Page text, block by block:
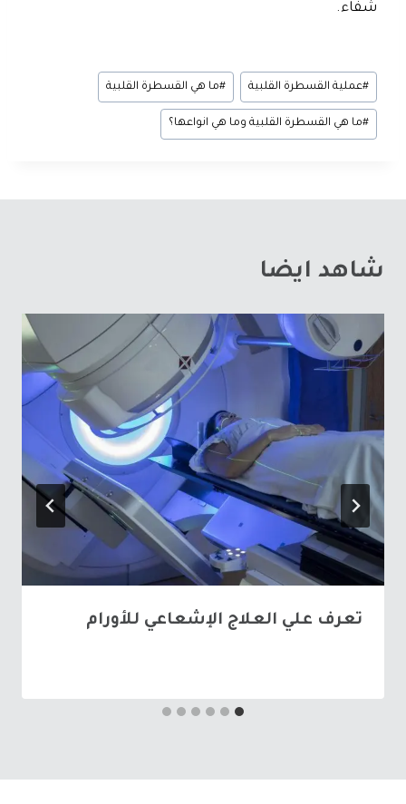
شفاء.
#عملية القسطرة القلبية #ما هي القسطرة القلبية
#ما هي القسطرة القلبية وما هي انواعها؟
شاهد ايضا
تعرف علي العلاج الإشعاعي للأورام